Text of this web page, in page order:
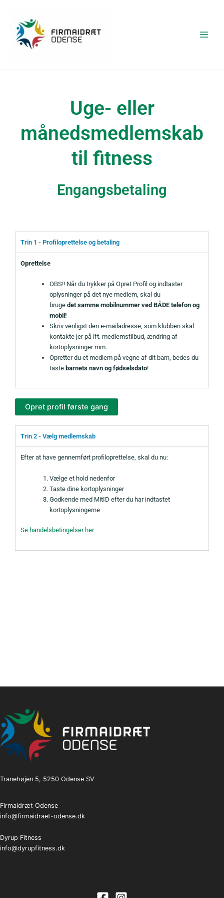
indholdet
Uge- eller
månedsmedlemskab
til fitness
Engangsbetaling
Trin 1 - Profiloprettelse og betaling
Oprettelse
OBS!! Når du trykker på Opret Profil og indtaster
oplysninger på det nye medlem, skal du
brugedet samme mobilnummer ved BÅDE telefon og
mobil!
Skriv venligst den e-mailadresse, som klubben skal
kontakte jer på ift. medlemstilbud, ændring af
kortoplysninger mm.
Opretter du et medlem på vegne af dit barn, bedes du
taste barnets navn og fødselsdato!
Trin 2 - Vælg medlemskab
Efter at have gennemført profiloprettelse, skal du nu:
Vælge et hold nedenfor
Taste dine kortoplysninger
Godkende med MitID efter du har indtastet
kortoplysningerne
Se handelsbetingelser her
Tranehøjen 5, 5250 Odense SV
Firmaidræt Odense
info@firmaidraet-odense.dk
Dyrup Fitness
info@dyrupfitness.dk